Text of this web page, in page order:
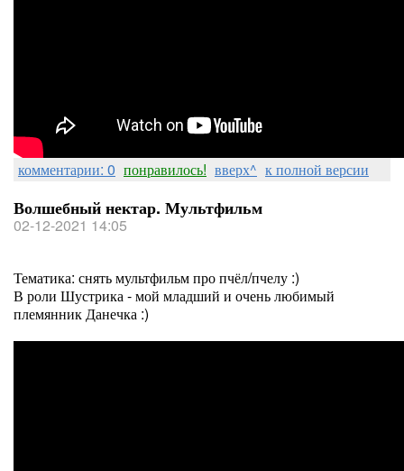
комментарии: 0 понравилось! вверх^ к полной версии
Волшебный нектар. Мультфильм
02-12-2021 14:05
Тематика: снять мультфильм про пчёл/пчелу :)
В роли Шустрика - мой младший и очень любимый
племянник Данечка :)